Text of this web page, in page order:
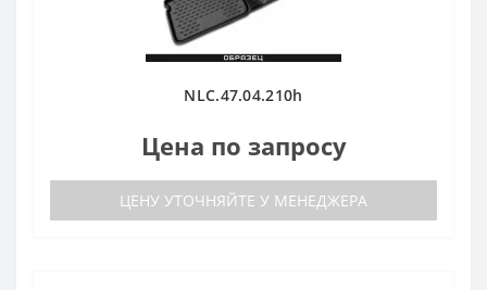
NLC.47.04.210h
Цена по запросу
ЦЕНУ УТОЧНЯЙТЕ У МЕНЕДЖЕРА